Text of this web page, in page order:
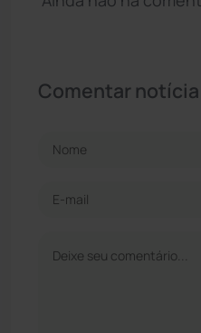
Comentar notícia